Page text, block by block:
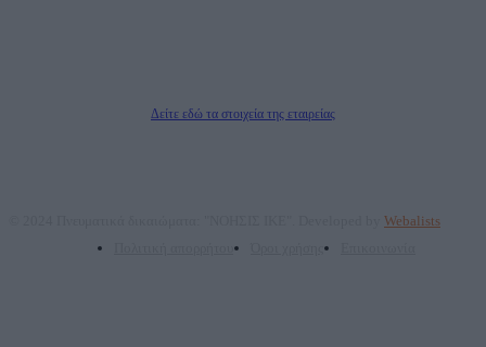
Δείτε εδώ τα στοιχεία της εταιρείας
Webalists